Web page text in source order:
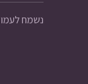
נשמח